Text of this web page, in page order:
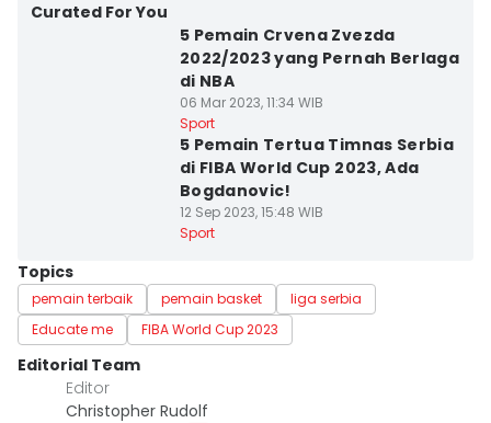
Curated For You
5 Pemain Crvena Zvezda
2022/2023 yang Pernah Berlaga
di NBA
06 Mar 2023, 11:34 WIB
Sport
5 Pemain Tertua Timnas Serbia
di FIBA World Cup 2023, Ada
Bogdanovic!
12 Sep 2023, 15:48 WIB
Sport
Topics
pemain terbaik pemain basket
liga serbia
Educate me
FIBA World Cup 2023
Editorial Team
Editor
Christopher Rudolf